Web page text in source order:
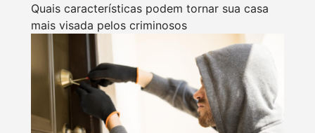
Quais características podem tornar sua casa
mais visada pelos criminosos